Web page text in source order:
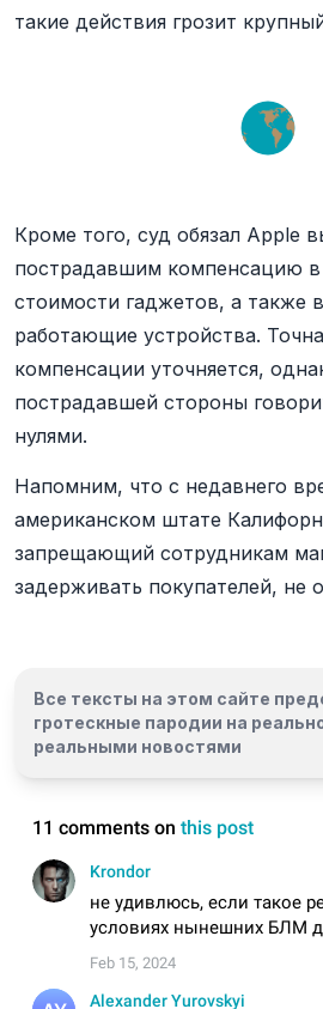
такие действия грозит
Кроме того, суд обязал Apple
пострадавшим компенсацию
стоимости гаджетов, а также
работающие устройства.
компенсации уточняется,
пострадавшей стороны
нулями.
Напомним, что с недавнего
американском штате
запрещающий сотрудникам
задерживать покупателей, не
Все тексты на этом сайте
гротескные пародии на
реальными новостями